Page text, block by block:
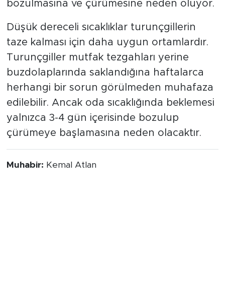
bozulmasına ve çürümesine neden oluyor.
Düşük dereceli sıcaklıklar turunçgillerin
taze kalması için daha uygun ortamlardır.
Turunçgiller mutfak tezgahları yerine
buzdolaplarında saklandığına haftalarca
herhangi bir sorun görülmeden muhafaza
edilebilir. Ancak oda sıcaklığında beklemesi
yalnızca 3-4 gün içerisinde bozulup
çürümeye başlamasına neden olacaktır.
Muhabir: Kemal Atlan